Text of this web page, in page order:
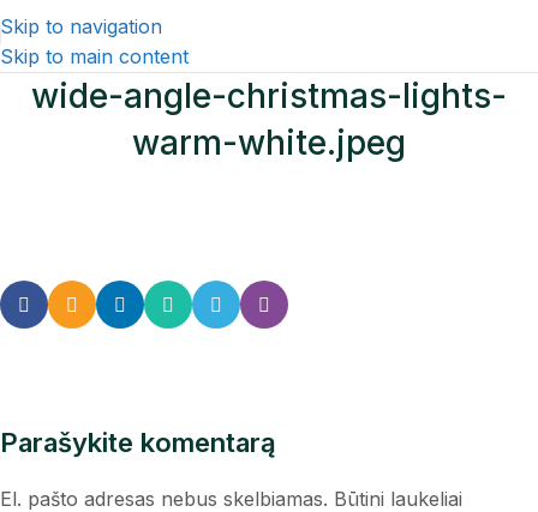
Skip to navigation
Skip to main content
wide-angle-christmas-lights-
warm-white.jpeg
Parašykite komentarą
El. pašto adresas nebus skelbiamas. Būtini laukeliai